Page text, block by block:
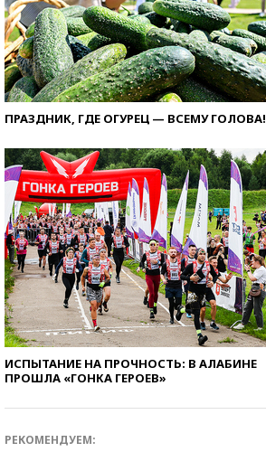
ПРАЗДНИК, ГДЕ ОГУРЕЦ — ВСЕМУ ГОЛОВА!
ИСПЫТАНИЕ НА ПРОЧНОСТЬ: В АЛАБИНЕ
ПРОШЛА «ГОНКА ГЕРОЕВ»
РЕКОМЕНДУЕМ: